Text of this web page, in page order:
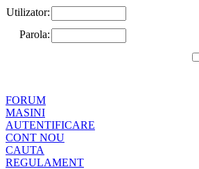
Utilizator:
Parola:
FORUM
MASINI
AUTENTIFICARE
CONT NOU
CAUTA
REGULAMENT